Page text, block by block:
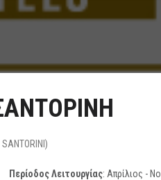
Περίοδος Λειτουργίας: Απρίλιος -